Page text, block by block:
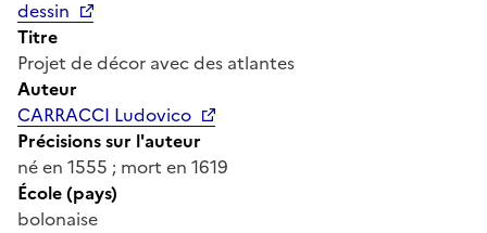
dessin
Titre
Projet de décor avec des atlantes
Auteur
CARRACCI Ludovico
Précisions sur l'auteur
né en 1555 ; mort en 1619
École (pays)
bolonaise